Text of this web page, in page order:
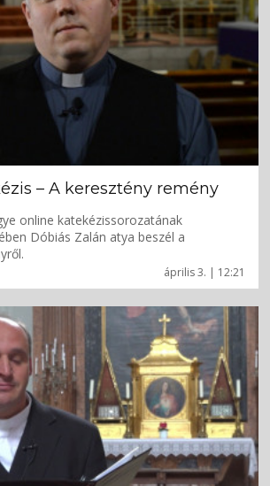
április 3. | 12:21
– A keresztény remény
online katekézissorozatának
Dóbiás Zalán atya beszél a